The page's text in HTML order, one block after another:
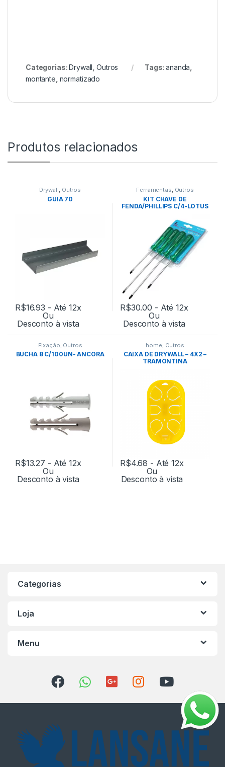
Categorias:Drywall ,Outros Tags:ananda
montante normatizado
Produtos relacionados
Drywall Outros
GUIA 70
R$16.93 - Até 12x
Ou
Desconto à vista
Ferramentas Outros
KIT CHAVE DE
FENDA/PHILLIPS C/4-LOTUS
R$30.00 - Até 12x
Ou
Desconto à vista
Fixação Outros
BUCHA 8 C/100UN- ANCORA
R$13.27 - Até 12x
Ou
Desconto à vista
home Outros
CAIXA DE DRYWALL – 4X2 –
TRAMONTINA
R$4.68 - Até 12x
Ou
Desconto à vista
Categorias
Loja
Menu